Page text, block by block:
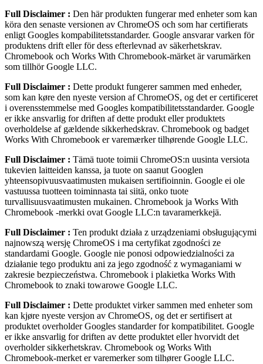
Full Disclaimer : Den här produkten fungerar med enheter som kan
köra den senaste versionen av ChromeOS och som har certifierats
enligt Googles kompabilitetsstandarder. Google ansvarar varken för
produktens drift eller för dess efterlevnad av säkerhetskrav.
Chromebook och Works With Chromebook-märket är varumärken
som tillhör Google LLC.
Full Disclaimer : Dette produkt fungerer sammen med enheder,
som kan køre den nyeste version af ChromeOS, og det er certificeret
i overensstemmelse med Googles kompatibilitetsstandarder. Google
er ikke ansvarlig for driften af dette produkt eller produktets
overholdelse af gældende sikkerhedskrav. Chromebook og badget
Works With Chromebook er varemærker tilhørende Google LLC.
Full Disclaimer : Tämä tuote toimii ChromeOS:n uusinta versiota
tukevien laitteiden kanssa, ja tuote on saanut Googlen
yhteensopivuusvaatimusten mukaisen sertifioinnin. Google ei ole
vastuussa tuotteen toiminnasta tai siitä, onko tuote
turvallisuusvaatimusten mukainen. Chromebook ja Works With
Chromebook ‑merkki ovat Google LLC:n tavaramerkkejä.
Full Disclaimer : Ten produkt działa z urządzeniami obsługującymi
najnowszą wersję ChromeOS i ma certyfikat zgodności ze
standardami Google. Google nie ponosi odpowiedzialności za
działanie tego produktu ani za jego zgodność z wymaganiami w
zakresie bezpieczeństwa. Chromebook i plakietka Works With
Chromebook to znaki towarowe Google LLC.
Full Disclaimer : Dette produktet virker sammen med enheter som
kan kjøre nyeste versjon av ChromeOS, og det er sertifisert at
produktet overholder Googles standarder for kompatibilitet. Google
er ikke ansvarlig for driften av dette produktet eller hvorvidt det
overholder sikkerhetskrav. Chromebook og Works With
Chromebook-merket er varemerker som tilhører Google LLC.